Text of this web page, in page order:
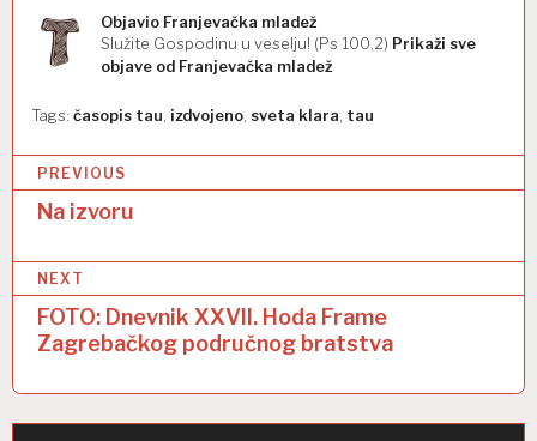
Objavio Franjevačka mladež
Služite Gospodinu u veselju! (Ps 100,2) Prikaži sve
objave od Franjevačka mladež
Tags: časopis tau, izdvojeno, sveta klara, tau
N
v
i
g
PREVIOUS
Na izvoru
NEXT
FOTO: Dnevnik XXVII. Hoda Frame
Zagrebačkog područnog bratstva